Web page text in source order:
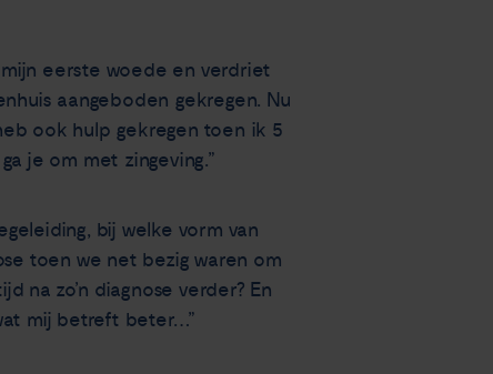
eerste woede en verdriet
aangeboden gekregen. Nu
ook hulp gekregen toen ik 5
je om met zingeving.”
bij welke vorm van
toen we net bezig waren om
na zo’n diagnose verder? En
mij betreft beter…”